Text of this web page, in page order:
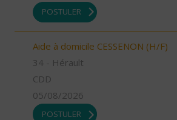
POSTULER
Aide à domicile CESSENON (H/F)
34 - Hérault
CDD
05/08/2026
POSTULER